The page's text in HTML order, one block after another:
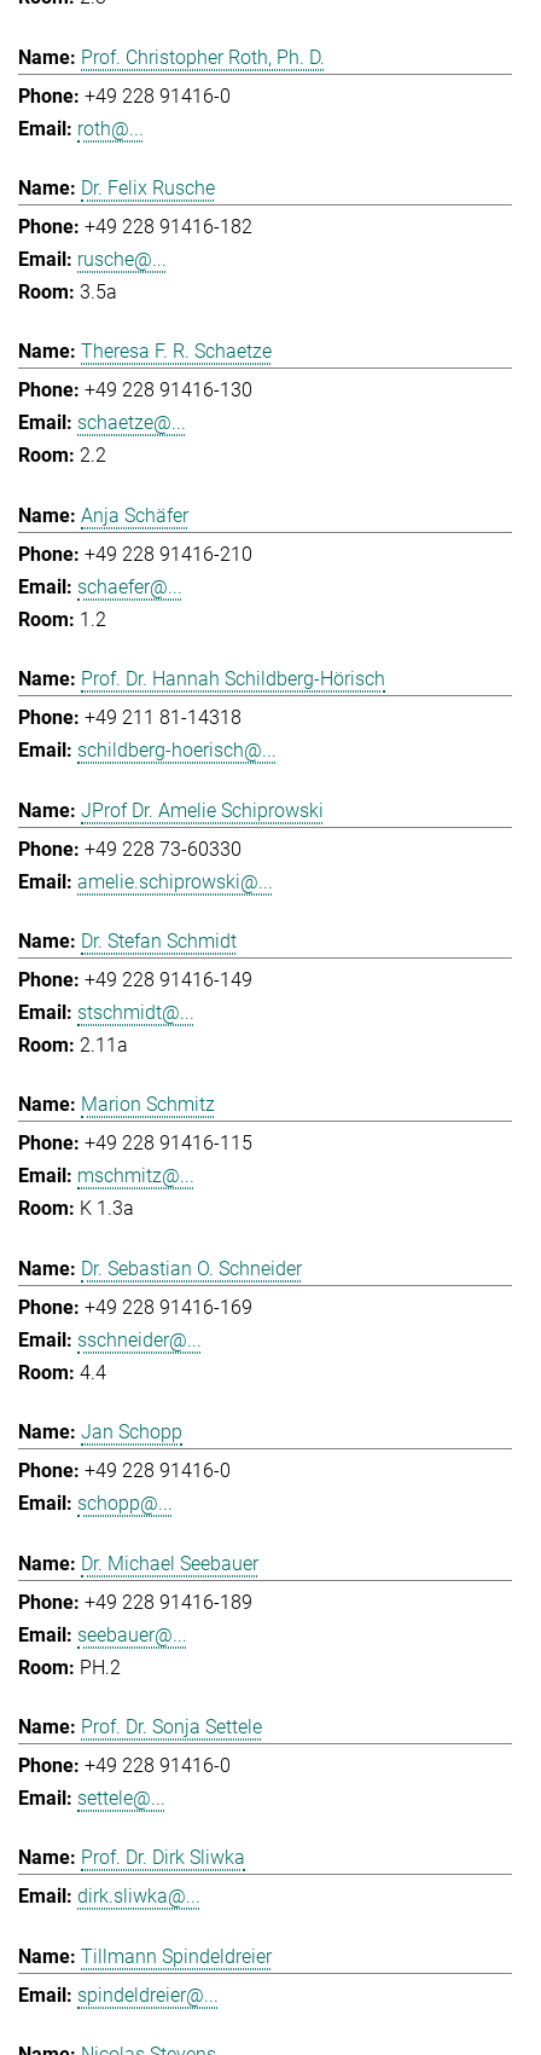
Prof. Christopher Roth, Ph. D.
+49 228 91416-0
roth@...
Dr. Felix Rusche
+49 228 91416-182
rusche@...
3.5a
Theresa F. R. Schaetze
+49 228 91416-130
schaetze@...
2.2
Anja Schäfer
+49 228 91416-210
schaefer@...
1.2
Prof. Dr. Hannah Schildberg-Hörisch
+49 211 81-14318
schildberg-hoerisch@...
JProf Dr. Amelie Schiprowski
+49 228 73-60330
amelie.schiprowski@...
Dr. Stefan Schmidt
+49 228 91416-149
stschmidt@...
2.11a
Marion Schmitz
+49 228 91416-115
mschmitz@...
K 1.3a
Dr. Sebastian O. Schneider
+49 228 91416-169
sschneider@...
4.4
Jan Schopp
+49 228 91416-0
schopp@...
Dr. Michael Seebauer
+49 228 91416-189
seebauer@...
PH.2
Prof. Dr. Sonja Settele
+49 228 91416-0
settele@...
Prof. Dr. Dirk Sliwka
dirk.sliwka@...
Tillmann Spindeldreier
spindeldreier@...